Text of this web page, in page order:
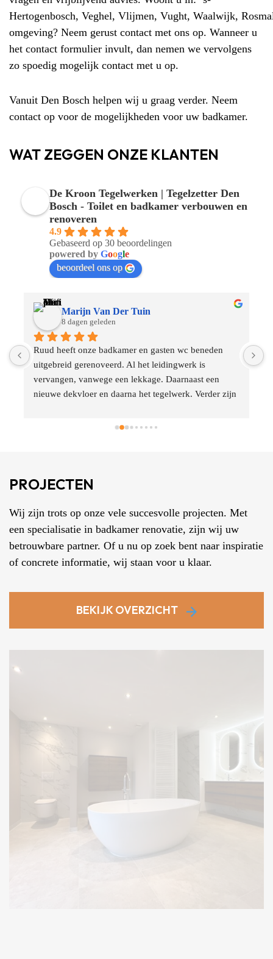
Hertogenbosch, Veghel, Vlijmen, Vught, Waalwijk,
omgeving? Neem gerust contact met ons op. Wanneer u
het contact formulier invult, dan nemen we vervolgens
zo spoedig mogelijk contact met u op.
Vanuit Den Bosch helpen wij u graag verder. Neem
contact op voor de mogelijkheden voor uw badkamer.
WAT ZEGGEN ONZE KLANTEN
De Kroon Tegelwerken | Tegelzetter Den
Bosch - Toilet en badkamer verbouwen en
renoveren
4.9
Gebaseerd op 30 beoordelingen
powered by Google
beoordeel ons op
Marijn Van Der Tuin
8 dagen geleden
Ruud heeft onze badkamer en gasten wc beneden
uitgebreid gerenoveerd. Al het leidingwerk is
vervangen, vanwege een lekkage. Daarnaast een
nieuwe dekvloer en daarna het tegelwerk. Verder zijn
alle santaire voorzieningen geinstalleerd. We zijn erg
planning gegaan en de communicatie verliep soepel,
PROJECTEN
Wij zijn trots op onze vele succesvolle projecten. Met
een specialisatie in badkamer renovatie, zijn wij uw
betrouwbare partner. Of u nu op zoek bent naar inspiratie
of concrete informatie, wij staan voor u klaar.
BEKIJK OVERZICHT